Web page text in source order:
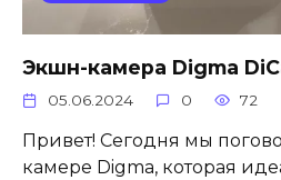
Экшн-камера Digma
05.06.2024 0 72
Привет! Сегодня мы
камере Digma, которая